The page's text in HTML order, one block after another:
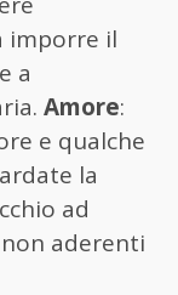
imporre il
a
Amore:
e qualche
la
ad
aderenti